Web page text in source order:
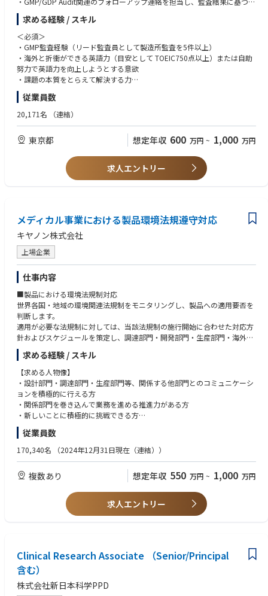
是正措置（CAPA）の実施状況の監視
・Audit Annual Planの策定支援
・監査員トレーニングの企画・実行、監査に関わるツールの整備や改善
統合リスク管理活動の支援：
・CMOおよびサプライヤーのリスク評価
・デューデリジェンスやサイトセレクションの支援
・品質契約締結支援 （将来的に想定される業務）
≪入社後のキャリアパス≫
・第一三共グループのグローバル製品品質保証に最も重要な製造所管理を
推進・統括する中核的人材へと育成する。又は、第一三共グループのQMS
・当人の適性を踏まえ、品質保証分野（及び関連分野）の幅広い業務経験
によりキャリアを形成し、幹部職への登用を視野に入れた育成を行う。
求める経験 / スキル
＜必須＞
・GMP監査経験（リード監査員として製造所監査を5件以上）
・海外と折衝ができる英語力（目安として TOEIC750点以上）または自助
努力で英語力を向上しようとする意欲
・課題の本質をとらえて解決する力
・日本語、英語の文書作成能力、発信力
＜歓迎＞
・国内外当局によるGMP査察対応経験
・新製品の国内外申請業務（CMC領域）の経験
・QMSのグローバル調和推進の経験
・プロジェクトマネジメント能力
従業員数
20,171名 （連結）
東京都 想定年収 600 万円 ~ 1,000 万円
求人エントリー
メディカル事業における製品環境法規遵守対応
キヤノン株式会社
上場企業
仕事内容
■製品における環境法規制対応
世界各国・地域の環境関連法規制をモニタリングし、製品への適用要否を
判断します。
適用が必要な法規制に対しては、当該法規制の施行開始に合わせた対応方
針およびスケジュールを策定し、調達部門・開発部門・生産部門・海外販
社等、多岐に亘る関係部門と調整や交渉を行いながら必要な指示を出し、
スケジュールに対する進捗を管理します。
■事業本部内への環境法規制関連情報・トレンド共有
世界中で関心が高まっている環境関連に対する法規制情報や世の中のトレ
ンドを事業本部内にタイムリーに提供し、法規制施行に合わせて遅滞なく
対応するための下地づくりを日ごろから行うとともに、開発部門のエンジ
■チーム体制
同じ課内の製品環境アセスメントチームや製品環境企画チームおよび調達
部門・開発部門・生産部門・海外販社等、他部門のチームと連携・役割分
担しながら環境法規制対応業務を行います。
■キャリアイメージ
入社から当面は今回募集業務の実務を担当しながら医療用画像診断装置の
他チームとのローテーション、開発部門等他部門への兼務またはローテー
ションを経験してキャリアを積んで頂きます。
以降は工業会活動などの対外活動への関与や、マーケティング部門と連携
した環境性能アピール等の企画関連業務を行って頂く可能性もあります。
求める経験 / スキル
【求める人物像】
・設計部門・調達部門・生産部門等、関係する他部門とのコミュニケーシ
ョンを積極的に行える方
・関係部門を巻き込んで業務を進める推進力がある方
・新しいことに積極的に挑戦できる方
・将来的にプロジェクトリーダーやチームリーダーとして活躍したい方
【必須経験】
・環境管理に関する経験
・社内調整経験
・企画書・報告書の作成経験
・部門横断活動事務局
TOEIC700点程度の英語力
従業員数
170,340名 （2024年12月31日現在（連結））
複数あり 想定年収 550 万円 ~ 1,000 万円
求人エントリー
Clinical Research Associate （Senior/Principal
含む）
株式会社新日本科学PPD